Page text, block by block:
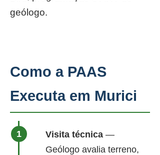
geólogo.
Como a PAAS
Executa em Murici
Visita técnica —
Geólogo avalia terreno,